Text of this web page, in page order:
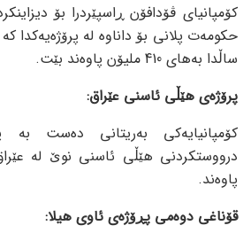
حکومەت پلانی بۆ داناوە لە پرۆژەیەکدا
ساڵدا بەهای 410 ملیۆن پاوەند بێت.
پرۆژەی هێڵی ئاسنی عێراق:
کۆمپانیایەکی بەریتانی دەست بە
پاوەند.
قۆناغی دوەمی پڕۆژەی ئاوی هیلا: